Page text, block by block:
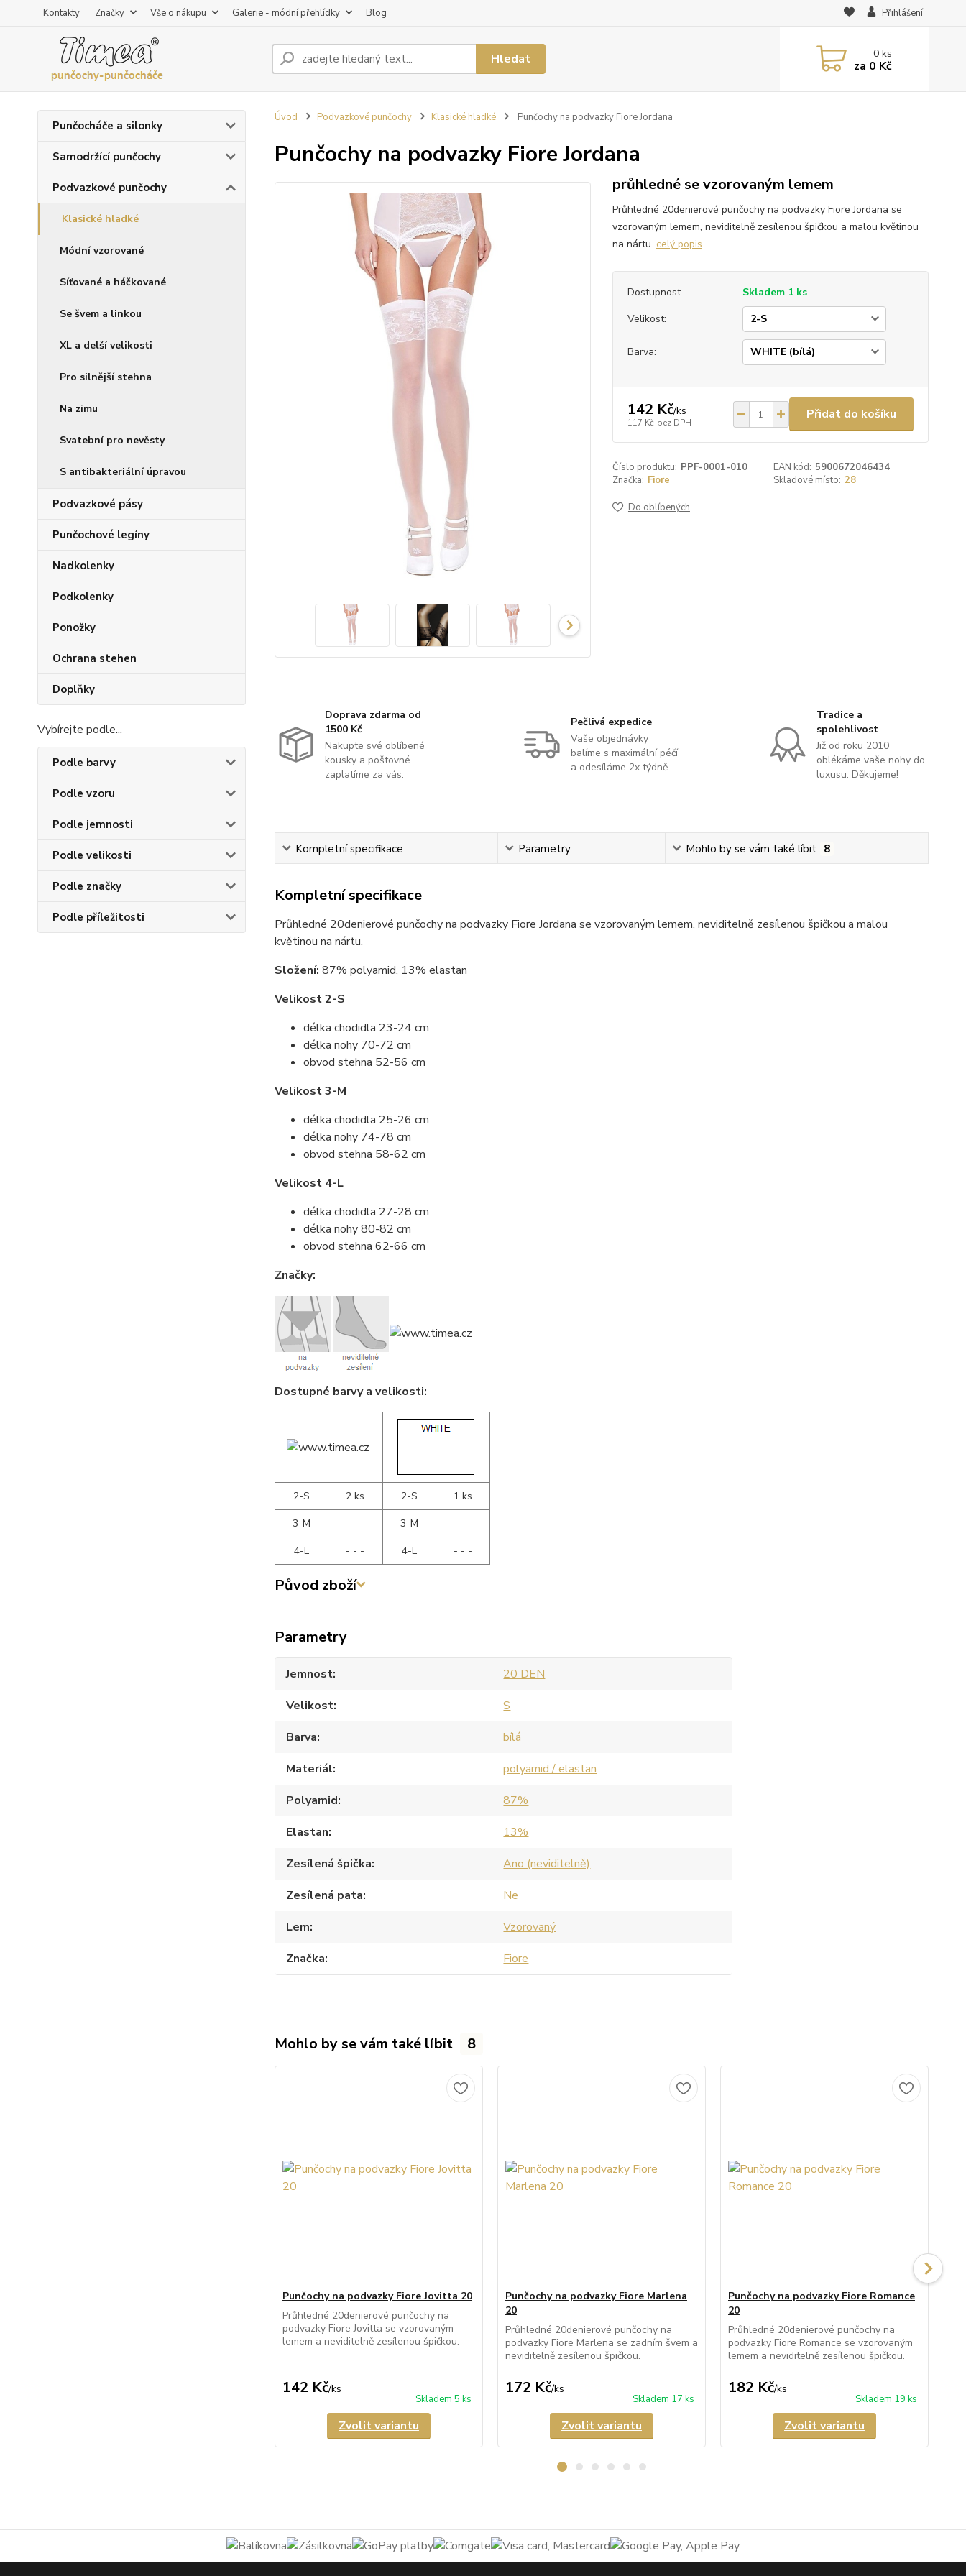
Kontakty Značky Vše o nákupu Galerie - módní přehlídky Blog Přihlášení
Hledat 0ks
za 0 Kč
Punčocháče a silonky
Samodržící punčochy
Podvazkové punčochy
Klasické hladké
Módní vzorované
Síťované a háčkované
Se švem a linkou
XL a delší velikosti
Pro silnější stehna
Na zimu
Svatební pro nevěsty
S antibakteriální úpravou
Podvazkové pásy
Punčochové legíny
Nadkolenky
Podkolenky
Ponožky
Ochrana stehen
Doplňky
Vybírejte podle...
Podle barvy
Podle vzoru
Podle jemnosti
Podle velikosti
Podle značky
Podle příležitosti
Úvod Podvazkové punčochy Klasické hladké Punčochy na podvazky Fiore Jordana
Punčochy na podvazky Fiore Jordana
průhledné se vzorovaným lemem
Průhledné 20denierové punčochy na podvazky Fiore Jordana se
vzorovaným lemem, neviditelně zesílenou špičkou a malou květinou
na nártu. celý popis
Dostupnost
Skladem 1 ks
Velikost:
Barva:
142 Kč/ks
117 Kč bez DPH
Přidat do košíku
Číslo produktu: PPF-0001-010 EAN kód: 5900672046434
Značka: Fiore Skladové místo: 28
Do oblíbených
Doprava zdarma od
1500 Kč
Nakupte své oblíbené
kousky a poštovné
zaplatíme za vás.
Pečlivá expedice
Vaše objednávky
balíme s maximální péčí
a odesíláme 2x týdně.
Tradice a
spolehlivost
Již od roku 2010
oblékáme vaše nohy do
luxusu. Děkujeme!
Kompletní specifikace Parametry Mohlo by se vám také líbit 8
Kompletní specifikace
Průhledné 20denierové punčochy na podvazky Fiore Jordana se vzorovaným lemem, neviditelně zesílenou špičkou a malou
květinou na nártu.
Složení: 87% polyamid, 13% elastan
Velikost 2-S
délka chodidla 23-24 cm
délka nohy 70-72 cm
obvod stehna 52-56 cm
Velikost 3-M
délka chodidla 25-26 cm
délka nohy 74-78 cm
obvod stehna 58-62 cm
Velikost 4-L
délka chodidla 27-28 cm
délka nohy 80-82 cm
obvod stehna 62-66 cm
Značky:
Dostupné barvy a velikosti:
2-S
2 ks
3-M
- - -
4-L
- - -
2-S
1 ks
3-M
- - -
4-L
- - -
Původ zboží
Parametry
Jemnost
20 DEN
Velikost
S
Barva
bílá
Materiál
polyamid / elastan
Polyamid
87%
Elastan
13%
Zesílená špička
Ano (neviditelně)
Zesílená pata
Ne
Lem
Vzorovaný
Značka
Fiore
Mohlo by se vám také líbit 8
Punčochy na podvazky Fiore Jovitta 20
Průhledné 20denierové punčochy na
podvazky Fiore Jovitta se vzorovaným
lemem a neviditelně zesílenou špičkou.
142 Kč/ks
Skladem 5 ks
Zvolit variantu
Punčochy na podvazky Fiore Marlena
20
Průhledné 20denierové punčochy na
podvazky Fiore Marlena se zadním švem a
neviditelně zesílenou špičkou.
172 Kč/ks
Skladem 17 ks
Zvolit variantu
Punčochy na podvazky Fiore Romance
20
Průhledné 20denierové punčochy na
podvazky Fiore Romance se vzorovaným
lemem a neviditelně zesílenou špičkou.
182 Kč/ks
Skladem 19 ks
Zvolit variantu